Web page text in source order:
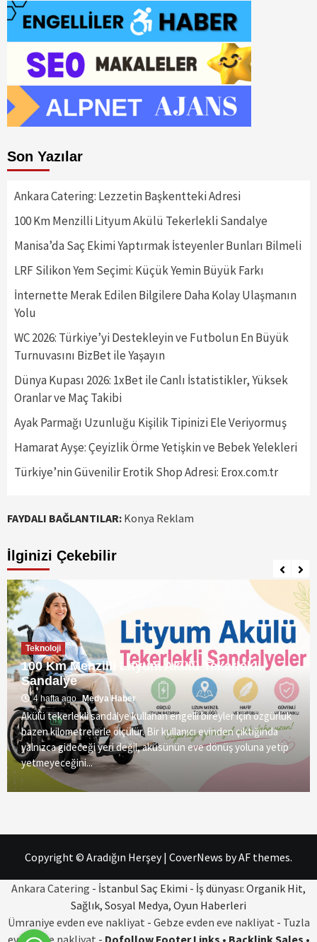
Son Yazılar
Ankara Catering: Lezzetin Başkentteki Adresi
100 Km Menzilli Lityum Akülü Tekerlekli Sandalye
Manisa’da Saç Ekimi Yaptırmak İsteyenler Bunları Bilmeli
LRF Silikon Yem Seçimi: Küçük Yemin Büyük Farkı
İnternette Merak Edilen Bilgilere Daha Kolay Ulaşmanın
Yolu
WC 2026: Türkiye’yi Destekleyin ve Futbolun En Büyük
Turnuvasını BizBet ile Yaşayın
Dünya Kupası 2026: 1xBet ile Canlı İstatistikler, Yüksek
Oranlar ve Maç Takibi
Ayak Parmağı Uzunluğu Kişilik Tipinizi Ele Veriyormuş
Hamarat Ayşe: Çeyizlik Örme Yetişkin ve Bebek Yelekleri
Türkiye’nin Güvenilir Erotik Shop Adresi: Erox.com.tr
FAYDALI BAĞLANTILAR: Konya Reklam
İlginizi Çekebilir
Teknoloji
100 Km Menzilli Lityum Akülü Tekerlekli
Sandalye
4 hafta ago Medya Haber
Akülü tekerlekli sandalye kullanan engelli bireyler için özgürlük
bazen kilometrelerle ölçülür. Bir kullanıcı evinden çıktığında
yalnızca gideceği yeri değil, aküsünün eve dönüş yoluna yetip
yetmeyeceğini...
Copyright © Aradığın Herşey| CoverNews by AF themes.
Ankara Catering - İstanbul Saç Ekimi - İş dünyası: Organik Hit,
Sağlık, Sosyal Medya, Oyun Haberleri
Ümraniye evden eve nakliyat - Gebze evden eve nakliyat - Tuzla